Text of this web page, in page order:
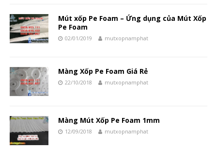
Mút xốp Pe Foam – Ứng dụng của Mút Xốp
Pe Foam
02/01/2019 mutxopnamphat
Màng Xốp Pe Foam Giá Rẻ
22/10/2018 mutxopnamphat
Màng Mút Xốp Pe Foam 1mm
12/09/2018 mutxopnamphat